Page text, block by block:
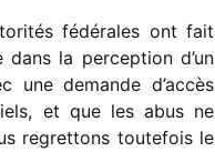
fédé­rales ont fait
la percep­tion d’un
une demande d’accès
et que les abus ne
regret­tons toute­fois le